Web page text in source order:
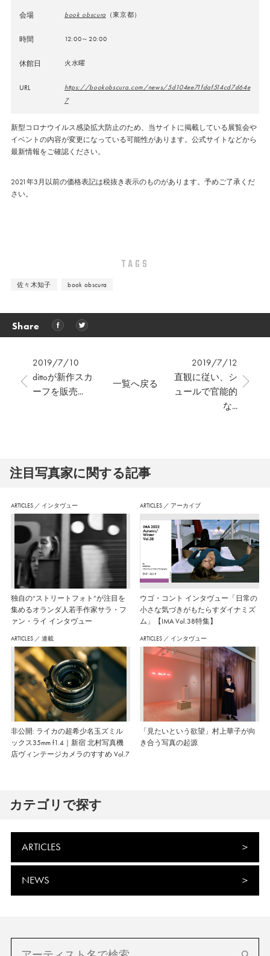
会場 book obscura （東京都）
時間 12:00～20:00
休館日 火水曜
URL
https://bookobscura.com/news/5d104ee71fdaf514cd7d64e
7
新型コロナウイルス感染拡大防止のため、当サイトに掲載している展覧会や
イベントの内容が変更になっている可能性があります。公式サイトなどから
最新情報をご確認ください。
2021年3月以前の価格表記は税抜き表示のものがあります。予めご了承くだ
さい。
TAGS
佐々木知子 book obscura
Share
2019/7/10
dittoが新作スカ
ーフを販売...
2019/7/12
直観に従い、シ
ュールで官能的
な...
一覧へ戻る
注⽬写真家に関する記事
ARTICLES ／ インタヴュー
独自の“ストリートフォト”が注目を
集めるオランダ人若手作家サラ・フ
ァン・ライ インタヴュー
ARTICLES ／ アーカイブ
ウゴ・コント インタヴュー「日常の
小さな気づきがもたらすダイナミズ
ム」【IMA Vol.38特集】
ARTICLES ／ 連載
非公開: ライカの超希少名玉ズミル
ックス35mm f1.4｜新宿 北村写真機
店ヴィンテージカメラのすすめ Vol.7
ARTICLES ／ インタヴュー
「見たいという欲望」村上華子が向
き合う写真の起源
カテゴリで探す
ARTICLES
NEWS